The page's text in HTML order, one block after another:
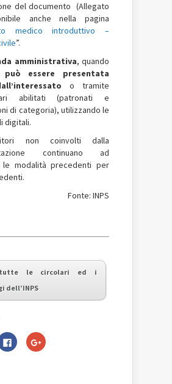
del documento (Allegato
anche nella pagina
medico introduttivo –
”.
amministrativa, quando
essere presentata
o tramite
abilitati (patronati e
di categoria), utilizzando le
digitali.
non coinvolti dalla
continuano ad
le modalità precedenti per
Fonte: INPS
tutte le circolari ed i
dell’INPS
Fai
clic
Fai
clic